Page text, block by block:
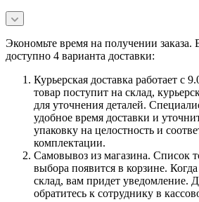
Экономьте время на получении заказа.
доступно 4 варианта доставки:
Курьерская доставка работает с
товар поступит на склад,
для уточнения деталей.
удобное время доставки и
упаковку на целостность и
комплектации.
Самовывоз из магазина. Список
выбора появится в корзине.
склад, вам придет уведомление.
обратитесь к сотруднику в